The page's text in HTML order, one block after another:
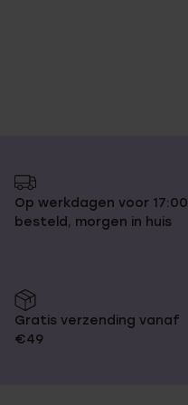
Op werkdagen voor 17:00
besteld, morgen in huis
Gratis verzending vanaf
€49